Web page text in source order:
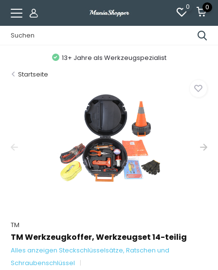
0 0
13+ Jahre als Werkzeugspezialist
Startseite
TM
TM Werkzeugkoffer, Werkzeugset 14-teilig
Alles anzeigen Steckschlüsselsätze, Ratschen und
Schraubenschlüssel